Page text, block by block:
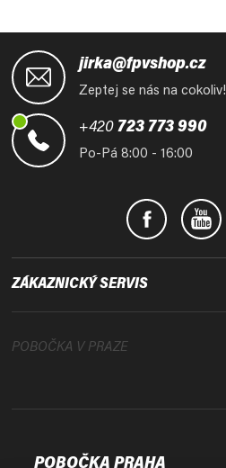
jirka@fpvshop.cz
Zeptej se nás na cokoliv!
+420 723 773 990
Po-Pá 8:00 - 16:00
ZÁKAZNICKÝ SERVIS
POBOČKA V PRAZE